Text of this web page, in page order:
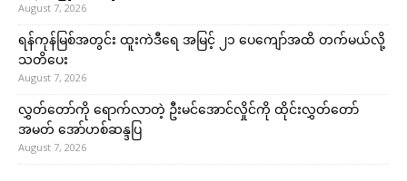
August 7, 2026
ရန်ကုန်မြစ်အတွင်း ထူးကဲဒီရေ အ​မြင့် ၂၁ ပေကျော်အထိ တက်မယ်လို့
သတိပေး
August 7, 2026
လွှတ်တော်ကို ရောက်လာတဲ့ ဦးမင်အောင်လှိုင်ကို ထိုင်းလွှတ်တော်
အမတ် အော်ဟစ်ဆန္ဒပြ
August 7, 2026